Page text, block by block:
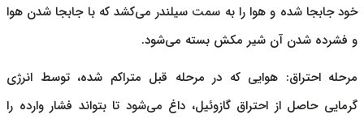
خود جابجا شده و هوا را به سمت سیلندر می‌کشد که با جابجا شدن هوا
و فشرده شدن آن شیر مکش بسته می‌شود.
مرحله احتراق: هوایی که در مرحله قبل متراکم شده، توسط انرژی
گرمایی حاصل از احتراق گازوئیل، داغ می‌شود تا بتواند فشار وارده را